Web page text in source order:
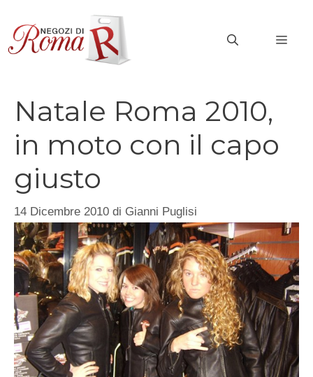
contenuto
Natale Roma 2010,
in moto con il capo
giusto
14 Dicembre 2010 di Gianni Puglisi